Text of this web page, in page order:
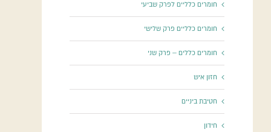
חומרים כלליים לפרק שביעי
חומרים כלליים פרק שלישי
חומרים כללים – פרק שני
חזון איש
חטיבת ביניים
חידון